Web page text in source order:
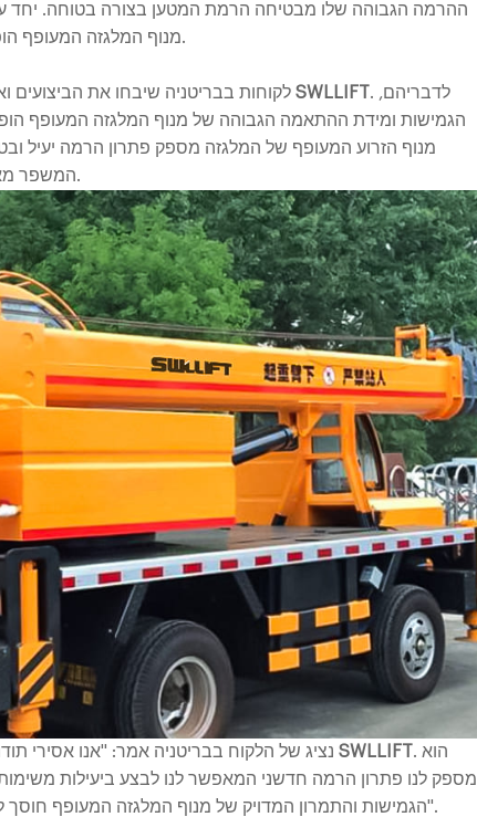
ההרמה הגבוהה שלו מבטיחה הרמת המטען בצורה בטוחה. יחד
מנוף המלגזה המעופף הופכות את פעולות ההרמה לעדינות ויעילות יותר.
לקוחות בבריטניה שיבחו את הביצועים מנוף מלגזה מעופף SWLLIFT. לדבריהם,
הגמישות ומידת ההתאמה הגבוהה של מנוף המלגזה המעופף
המשפר מאוד את יעילות העבודה ושביעות רצון הלקוחות.
נציג של הלקוח בבריטניה אמר: "אנו אסירי מנוף מלגזה מעופף SWLLIFT. הוא
מספק לנו פתרון הרמה חדשני המאפשר לנו לבצע ביעילות
הגמישות והתמרון המדויק של מנוף המלגזה המעופף חוסך לנו זמן ועלויות ומשפר את יעילות העבודה שלנו".